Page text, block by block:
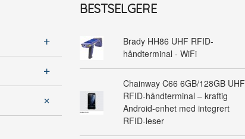
BESTSELGERE
Brady HH86 UHF RFID-
håndterminal - WiFi
Chainway C66 6GB/128GB UHF
RFID-håndterminal – kraftig
Android-enhet med integrert
RFID-leser